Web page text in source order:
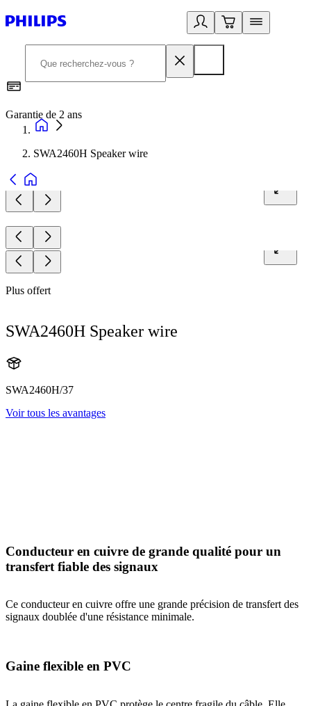
Garantie de 2 ans
SWA2460H Speaker wire
Plus offert
SWA2460H Speaker wire
SWA2460H/37
Voir tous les avantages
Conducteur en cuivre de grande qualité pour un
transfert fiable des signaux
Ce conducteur en cuivre offre une grande précision de transfert des
signaux doublée d'une résistance minimale.
Gaine flexible en PVC